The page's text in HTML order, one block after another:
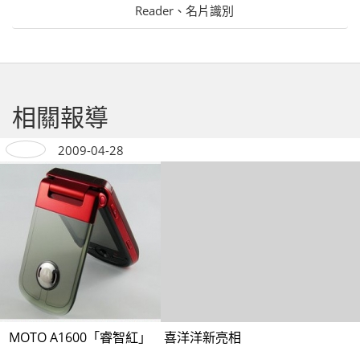
Reader、名片識別
相關報導
2009-04-28
MOTO A1600「睿智紅」 喜洋洋新亮相